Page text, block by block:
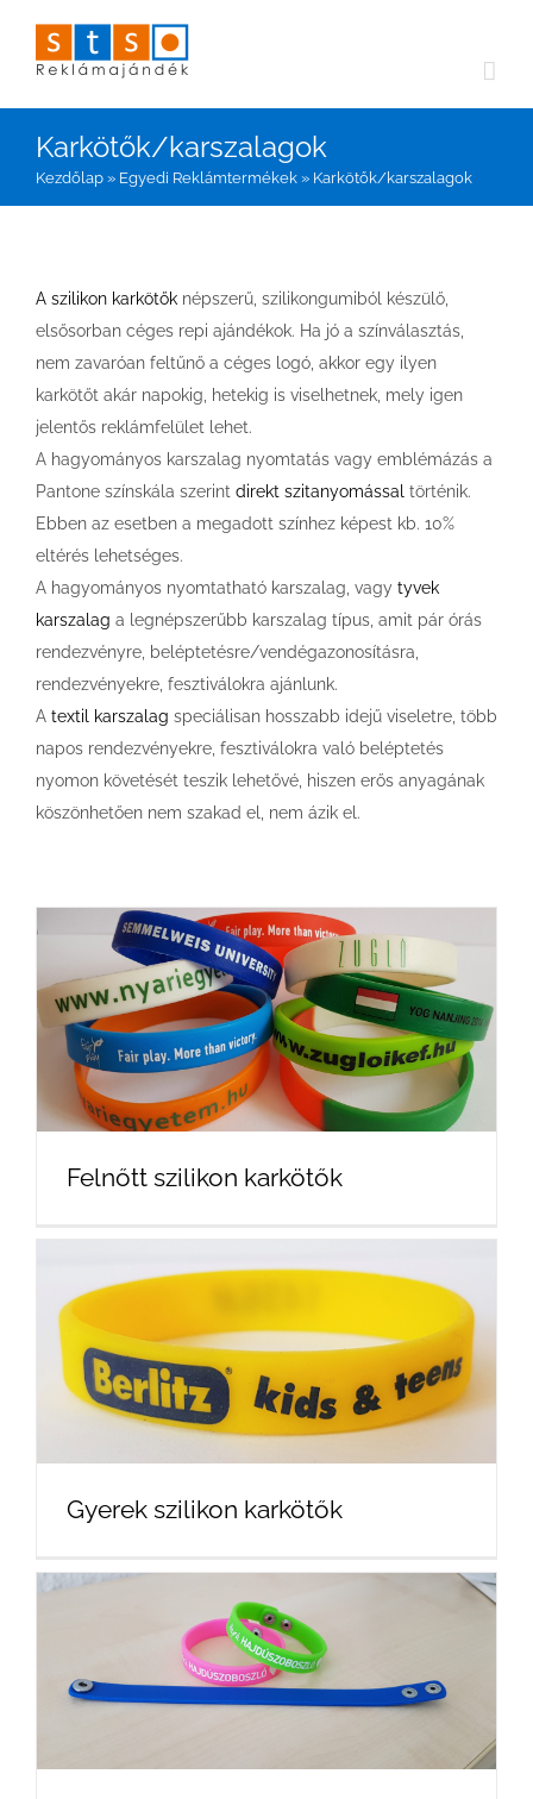
Karkötők/karszalagok
Kezdőlap » Egyedi Reklámtermékek » Karkötők/karszalagok
A szilikon karkötők népszerű, szilikongumiból készülő,
elsősorban céges repi ajándékok. Ha jó a színválasztás,
nem zavaróan feltűnő a céges logó, akkor egy ilyen
karkötőt akár napokig, hetekig is viselhetnek, mely igen
jelentős reklámfelület lehet.
A hagyományos karszalag nyomtatás vagy emblémázás a
Pantone színskála szerint direkt szitanyomással történik.
Ebben az esetben a megadott színhez képest kb. 10%
eltérés lehetséges.
A hagyományos nyomtatható karszalag, vagy tyvek
karszalag a legnépszerűbb karszalag típus, amit pár órás
rendezvényre, beléptetésre/vendégazonosításra,
rendezvényekre, fesztiválokra ajánlunk.
A textil karszalag speciálisan hosszabb idejű viseletre, több
napos rendezvényekre, fesztiválokra való beléptetés
nyomon követését teszik lehetővé, hiszen erős anyagának
köszönhetően nem szakad el, nem ázik el.
Felnőtt szilikon karkötők
Gyerek szilikon karkötők